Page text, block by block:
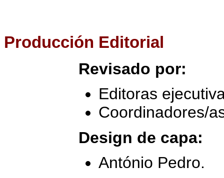
Producción Editorial
Revisado por:
Editoras
Coordinadores/
Design de capa:
António Pedro.